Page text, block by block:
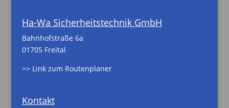
Ha-Wa Sicherheitstechnik GmbH
Bahnhofstraße 6a
01705 Freital
>> Link zum Routenplaner
Kontakt